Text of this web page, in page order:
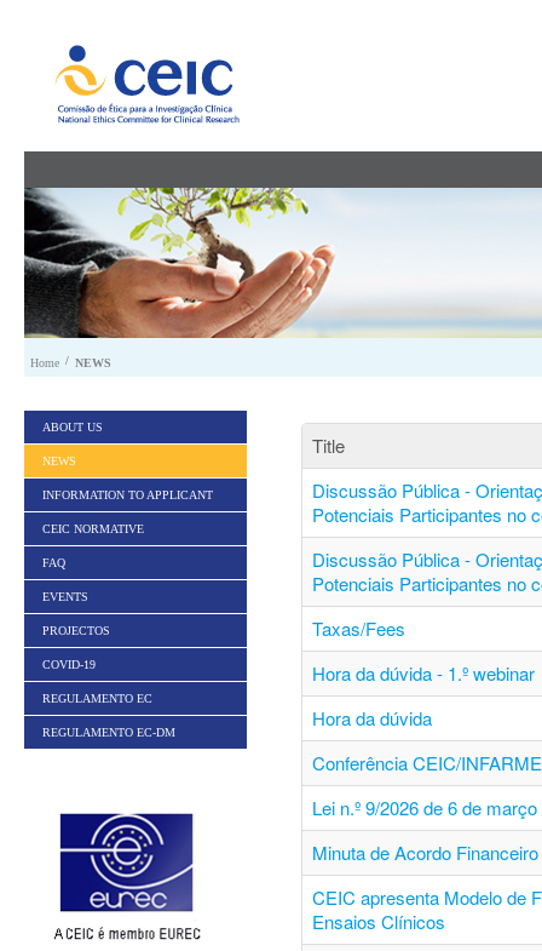
Home / NEWS
ABOUT US
NEWS
INFORMATION TO APPLICANT
CEIC NORMATIVE
FAQ
EVENTS
PROJECTOS
COVID-19
REGULAMENTO EC
REGULAMENTO EC-DM
Title
Discussão Pública -
Potenciais Participantes no
Discussão Pública -
Potenciais Participantes no
Taxas/Fees
Hora da dúvida - 1.º webinar
Hora da dúvida
Conferência CEIC/
Lei n.º 9/2026 de 6 de março
Minuta de Acordo
CEIC apresenta Modelo de
Ensaios Clínicos